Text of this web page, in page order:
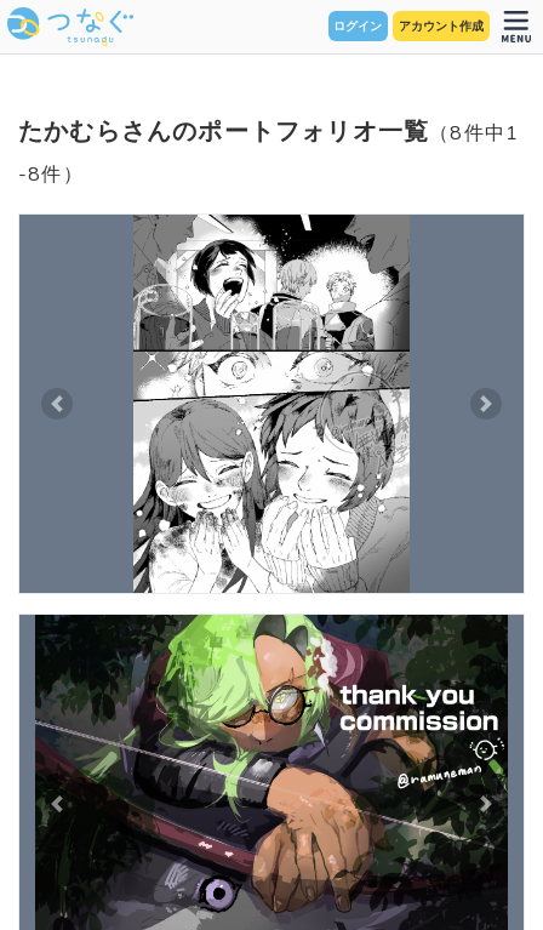
ログイン アカウント作成
たかむらさんのポートフォリオ一覧 （8件中1
-8件）
Previous Next
Previous Next